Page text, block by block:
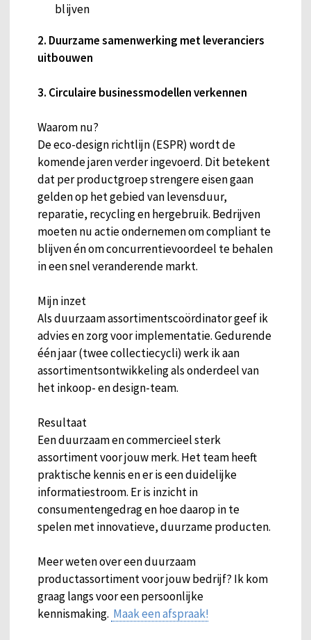
blijven
2. Duurzame samenwerking met leveranciers
uitbouwen
3. Circulaire businessmodellen verkennen
Waarom nu?
De eco-design richtlijn (ESPR) wordt de
komende jaren verder ingevoerd. Dit betekent
dat per productgroep strengere eisen gaan
gelden op het gebied van levensduur,
reparatie, recycling en hergebruik. Bedrijven
moeten nu actie ondernemen om compliant te
blijven én om concurrentievoordeel te behalen
in een snel veranderende markt.
Mijn inzet
Als duurzaam assortimentscoördinator geef ik
advies en zorg voor implementatie. Gedurende
één jaar (twee collectiecycli) werk ik aan
assortimentsontwikkeling als onderdeel van
het inkoop- en design-team.
Resultaat
Een duurzaam en commercieel sterk
assortiment voor jouw merk. Het team heeft
praktische kennis en er is een duidelijke
informatiestroom. Er is inzicht in
consumentengedrag en hoe daarop in te
spelen met innovatieve, duurzame producten.
Meer weten over een duurzaam
productassortiment voor jouw bedrijf? Ik kom
graag langs voor een persoonlijke
kennismaking. Maak een afspraak!